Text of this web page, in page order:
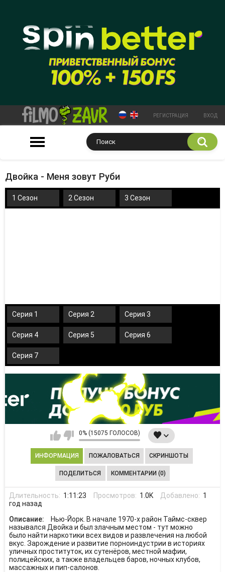
РЕГИСТРАЦИЯ ВХОД
Двойка - Меня зовут Руби
1 Сезон 2 Сезон 3 Сезон
Серия 1 Серия 2 Серия 3
Серия 4 Серия 5 Серия 6
Серия 7
0% (15075 ГОЛОСОВ)
ИНФОРМАЦИЯ ПОЖАЛОВАТЬСЯ СКРИНШОТЫ
ПОДЕЛИТЬСЯ КОММЕНТАРИИ (0)
Длительность: 1:11:23 Просмотров: 1.0K Добавлено: 1
год назад
Описание:
Нью-Йорк. В начале 1970-х район Таймс-сквер
назывался Двойка и был злачным местом - тут можно
было найти наркотики всех видов и развлечения на любой
вкус. Зарождение и развитие порноиндустрии в историях
уличных проституток, их сутенёров, местной мафии,
полицейских, а также владельцев баров, ночных клубов,
массажных и пип-салонов.